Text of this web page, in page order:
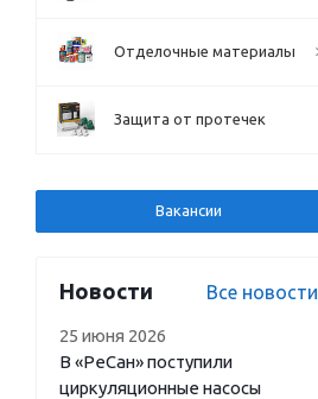
Отделочные материалы
Защита от протечек
Вакансии
Новости Все новости
25 июня 2026
В «РеСан» поступили
циркуляционные насосы